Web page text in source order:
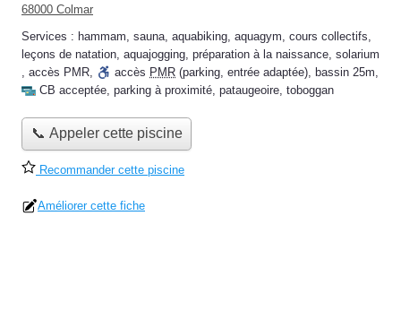
68000 Colmar
Services : hammam, sauna, aquabiking, aquagym, cours collectifs,
leçons de natation, aquajogging, préparation à la naissance, solarium
, accès PMR, accès PMR (parking, entrée adaptée), bassin 25m,
CB acceptée, parking à proximité, pataugeoire, toboggan
📞 Appeler cette piscine
Recommander cette piscine
Améliorer cette fiche